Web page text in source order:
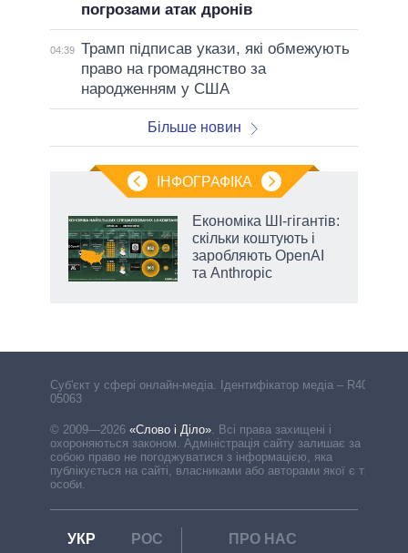
погрозами атак дронів
04:39 Трамп підписав укази, які обмежують
право на громадянство за
народженням у США
Більше новин
ІНФОГРАФІКА
Економіка ШІ-гігантів:
скільки коштують і
заробляють OpenAI
та Anthropic
Cуб'єкт у сфері онлайн-медіа. Ідентифікатор медіа – R40-
05063
© 2009—2026 «Слово і Діло». Всі права захищені і
охороняються законом. Адміністрація сайту залишає за
собою право не погоджуватися з інформацією, яка
публікується на сайті, власниками або авторами якої є треті
особи.
УКР РОС
ПРО НАС